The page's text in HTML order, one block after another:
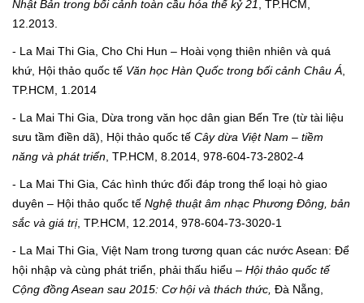
Nhật Bản trong bối cảnh toàn cầu hóa thế kỷ 21, TP.HCM,
12.2013.
- La Mai Thi Gia, Cho Chi Hun – Hoài vọng thiên nhiên và quá
khứ, Hội thảo quốc tế Văn học Hàn Quốc trong bối cảnh Châu Á,
TP.HCM, 1.2014
- La Mai Thi Gia, Dừa trong văn học dân gian Bến Tre (từ tài liệu
sưu tầm điền dã), Hội thảo quốc tế Cây dừa Việt Nam – tiềm
năng và phát triển, TP.HCM, 8.2014, 978-604-73-2802-4
- La Mai Thi Gia, Các hình thức đối đáp trong thể loại hò giao
duyên – Hội thảo quốc tế Nghệ thuật âm nhạc Phương Đông, bản
sắc và giá trị, TP.HCM, 12.2014, 978-604-73-3020-1
- La Mai Thi Gia, Việt Nam trong tương quan các nước Asean: Để
hội nhập và cùng phát triển, phải thấu hiểu – Hội thảo quốc tế
Cộng đồng Asean sau 2015: Cơ hội và thách thức, Đà Nẵng,